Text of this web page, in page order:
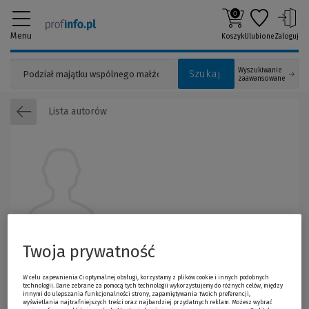
Menu
Szukaj
Wyszukiwanie
zaawansowane
0
KoszykUlubioneZaloguj
Anna Walińska
Lista autorów
Twoja prywatność
W celu zapewnienia Ci optymalnej obsługi, korzystamy z plików cookie i innych podobnych
technologii. Dane zebrane za pomocą tych technologii wykorzystujemy do różnych celów, między
innymi do ulepszania funkcjonalności strony, zapamiętywania Twoich preferencji,
wyświetlania najtrafniejszych treści oraz najbardziej przydatnych reklam. Możesz wybrać